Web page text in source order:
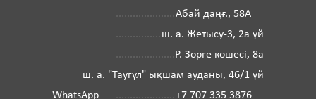
Абай даңғ., 58А
ш. а. Жетысу-3, 2а үй
Р. Зорге көшесі, 8а
ш. а. "Таугүл" ықшам ауданы, 46/1 үй
WhatsApp
+7 707 335 3876